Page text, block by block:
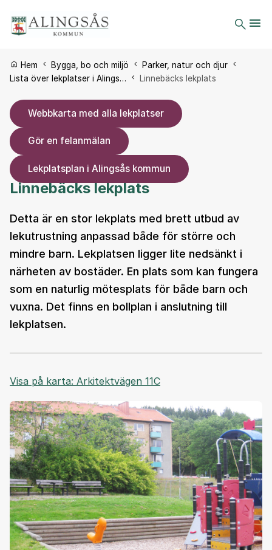
Du är här:
Hem Bygga, bo och miljö
Parker, natur och djur
Lista över lekplatser i Alings…
Linnebäcks lekplats
Webbkarta med alla lekplatser
Gör en felanmälan
Lekplatsplan i Alingsås kommun
Linnebäcks lekplats
Detta är en stor lekplats med brett utbud av
lekutrustning anpassad både för större och
mindre barn. Lekplatsen ligger lite nedsänkt i
närheten av bostäder. En plats som kan fungera
som en naturlig mötesplats för både barn och
vuxna. Det finns en bollplan i anslutning till
lekplatsen.
Visa på karta: Arkitektvägen 11C